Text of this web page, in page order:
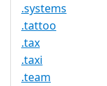
.systems
.tattoo
.tax
.taxi
.team